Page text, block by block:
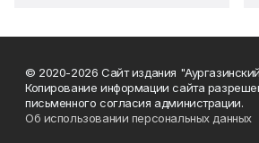
© 2020-2026 Сайт издания
Копирование информации сайта
письменного согласия администрации.
Об использовании персональных данных